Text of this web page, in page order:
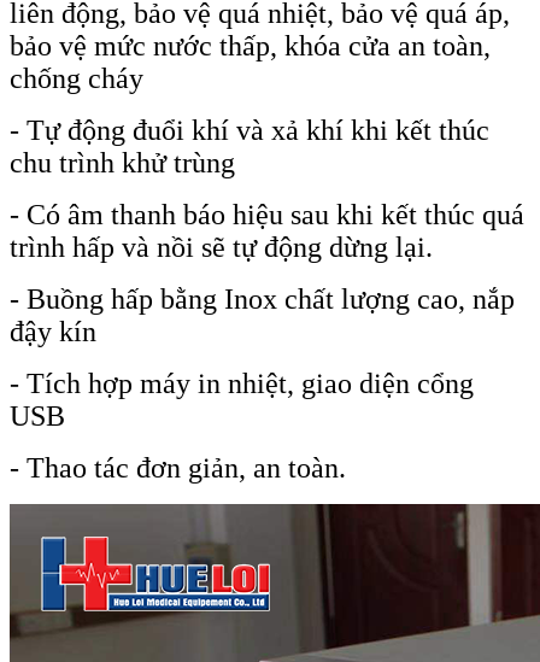
liên động, bảo vệ quá nhiệt, bảo vệ quá áp,
bảo vệ mức nước thấp, khóa cửa an toàn,
chống cháy
- Tự động đuổi khí và xả khí khi kết thúc
chu trình khử trùng
- Có âm thanh báo hiệu sau khi kết thúc quá
trình hấp và nồi sẽ tự động dừng lại.
- Buồng hấp bằng Inox chất lượng cao, nắp
đậy kín
- Tích hợp máy in nhiệt, giao diện cổng
USB
- Thao tác đơn giản, an toàn.